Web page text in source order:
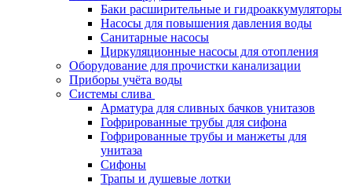
Баки расширительные и гидроаккумуляторы
Насосы для повышения давления воды
Санитарные насосы
Циркуляционные насосы для отопления
Оборудование для прочистки канализации
Приборы учёта воды
Системы слива
Арматура для сливных бачков унитазов
Гофрированные трубы для сифона
Гофрированные трубы и манжеты для
унитаза
Сифоны
Трапы и душевые лотки